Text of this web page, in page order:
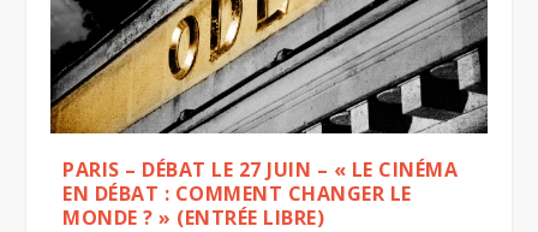
PARIS – DÉBAT LE 27 JUIN – « LE CINÉMA
EN DÉBAT : COMMENT CHANGER LE
MONDE ? » (ENTRÉE LIBRE)